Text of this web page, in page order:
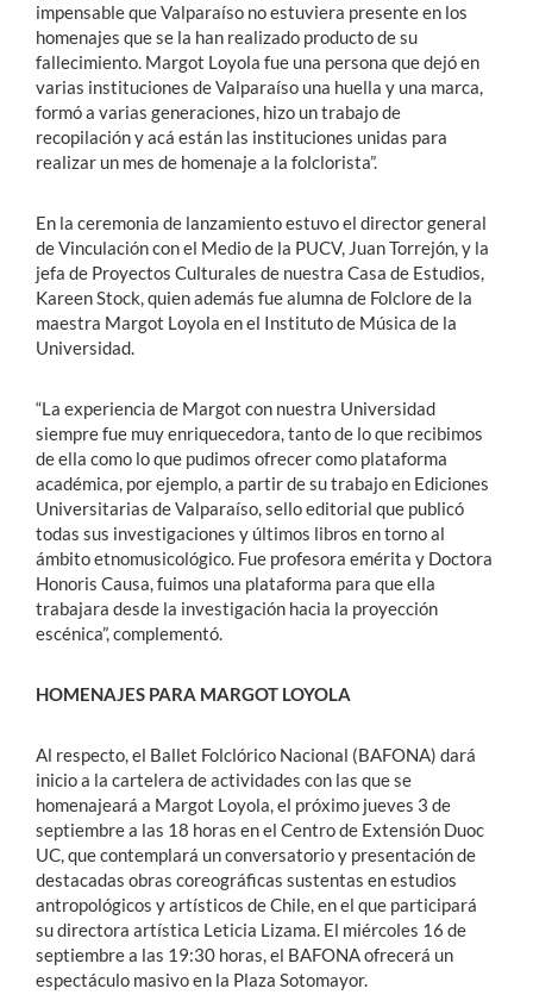
impensable que Valparaíso no estuviera presente en los
homenajes que se la han realizado producto de su
fallecimiento. Margot Loyola fue una persona que dejó en
varias instituciones de Valparaíso una huella y una marca,
formó a varias generaciones, hizo un trabajo de
recopilación y acá están las instituciones unidas para
realizar un mes de homenaje a la folclorista”.
En la ceremonia de lanzamiento estuvo el director general
de Vinculación con el Medio de la PUCV, Juan Torrejón, y la
jefa de Proyectos Culturales de nuestra Casa de Estudios,
Kareen Stock, quien además fue alumna de Folclore de la
maestra Margot Loyola en el Instituto de Música de la
Universidad.
“La experiencia de Margot con nuestra Universidad
siempre fue muy enriquecedora, tanto de lo que recibimos
de ella como lo que pudimos ofrecer como plataforma
académica, por ejemplo, a partir de su trabajo en Ediciones
Universitarias de Valparaíso, sello editorial que publicó
todas sus investigaciones y últimos libros en torno al
ámbito etnomusicológico. Fue profesora emérita y Doctora
Honoris Causa, fuimos una plataforma para que ella
trabajara desde la investigación hacia la proyección
escénica”, complementó.
HOMENAJES PARA MARGOT LOYOLA
Al respecto, el Ballet Folclórico Nacional (BAFONA) dará
inicio a la cartelera de actividades con las que se
homenajeará a Margot Loyola, el próximo jueves 3 de
septiembre a las 18 horas en el Centro de Extensión Duoc
UC, que contemplará un conversatorio y presentación de
destacadas obras coreográficas sustentas en estudios
antropológicos y artísticos de Chile, en el que participará
su directora artística Leticia Lizama. El miércoles 16 de
septiembre a las 19:30 horas, el BAFONA ofrecerá un
espectáculo masivo en la Plaza Sotomayor.